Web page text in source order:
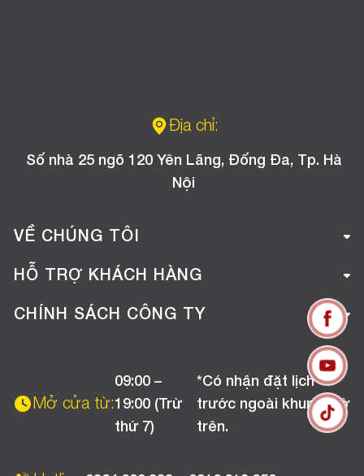
Địa chỉ:
Số nhà 25 ngõ 120 Yên Lãng, Đống Đa, Tp. Hà
Nội
VỀ CHÚNG TÔI
Giới thiệu công ty
Tuyển dụng
HỖ TRỢ KHÁCH HÀNG
Hướng dẫn mua hàng online
Chương trình khuyến mãi
CHÍNH SÁCH CÔNG TY
Chính sách bảo hành
Mở cửa từ:
09:00 –
19:00 (Trừ
thứ 7)
*Có nhận đặt lịch
trước ngoài khung giờ
trên.